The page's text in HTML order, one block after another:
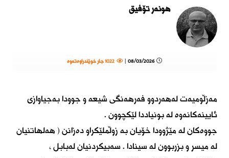
هونەر تۆفیق
08/03/2026 | 1022 جار خوێندراوەتەوە
مەزڵومیەت لەهەردوو فەرهەنگی شیعە و جوودا بەجیاوازی
ئایینەکانەوە لە بونیاددا لێکچوون .
جووەکان لە مێژوودا خۆیان بە زوڵملێکراو دەزانن ( هەلهاتنیان
لە میسر و بزربوون لە سینادا . سەبیکردنیان لەبابل ،